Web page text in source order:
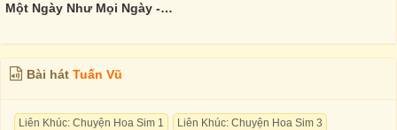
Một Ngày Như Mọi Ngày - Tuấn Vũ Vol.4
Bài hát Tuấn Vũ
Liên Khúc: Chuyện Hoa Sim 1
Liên Khúc: Chuyện Hoa Sim 3